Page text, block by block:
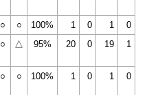
○ ○ 100% 1 0 1 0
○ △ 95% 20 0 19 1
○ ○ 100% 1 0 1 0